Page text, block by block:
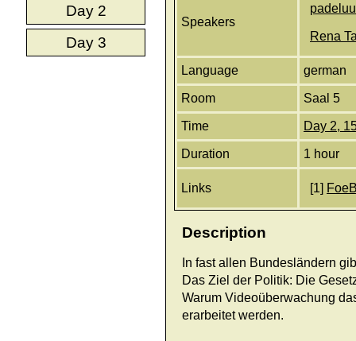
Day 2
Day 3
Speakers
Rena
Language german
Room Saal 5
Time Day 2,
Duration 1 hour
Links [1]
Description
In fast allen Bundesländern
Das Ziel der Politik: Die
Warum Videoüberwachung
erarbeitet werden.